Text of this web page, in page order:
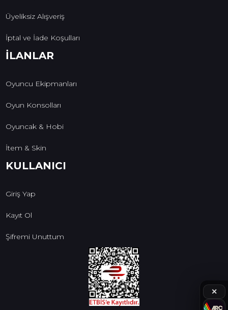
✕
Üyeliksiz Alışveriş
İptal ve İade Koşulları
İLANLAR
Oyuncu Ekipmanları
Oyun Konsolları
Oyuncak & Hobi
İtem & Skin
KULLANICI
Giriş Yap
Kayıt Ol
Şifremi Unuttum